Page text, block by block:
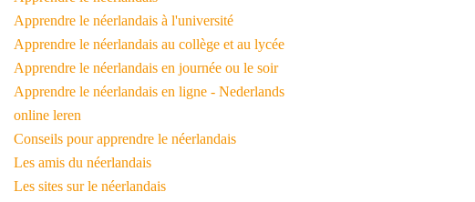
Apprendre le néerlandais à l'université
Apprendre le néerlandais au collège et au lycée
Apprendre le néerlandais en journée ou le soir
Apprendre le néerlandais en ligne - Nederlands
online leren
Conseils pour apprendre le néerlandais
Les amis du néerlandais
Les sites sur le néerlandais